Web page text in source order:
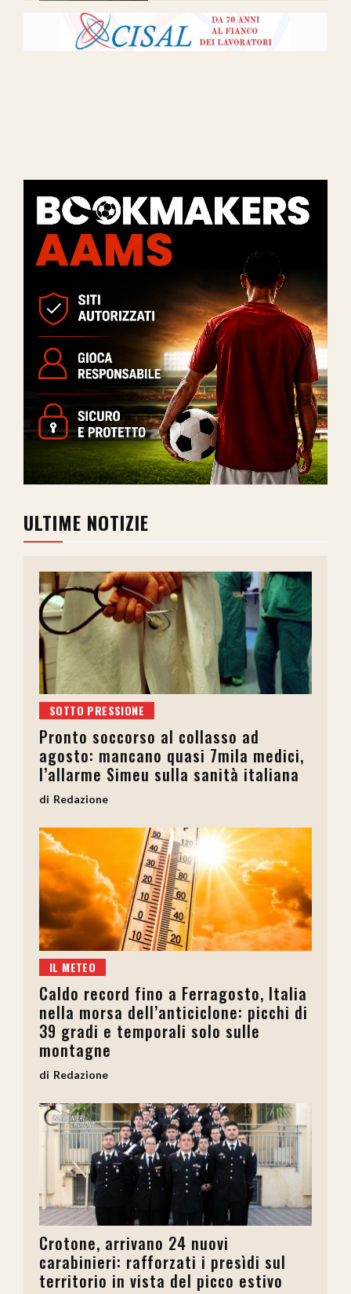
ULTIME NOTIZIE
SOTTO PRESSIONE
Pronto soccorso al collasso ad
agosto: mancano quasi 7mila medici,
l’allarme Simeu sulla sanità italiana
Redazione
IL METEO
Caldo record fino a Ferragosto, Italia
nella morsa dell’anticiclone: picchi di
39 gradi e temporali solo sulle
montagne
Redazione
Crotone, arrivano 24 nuovi
carabinieri: rafforzati i presìdi sul
territorio in vista del picco estivo